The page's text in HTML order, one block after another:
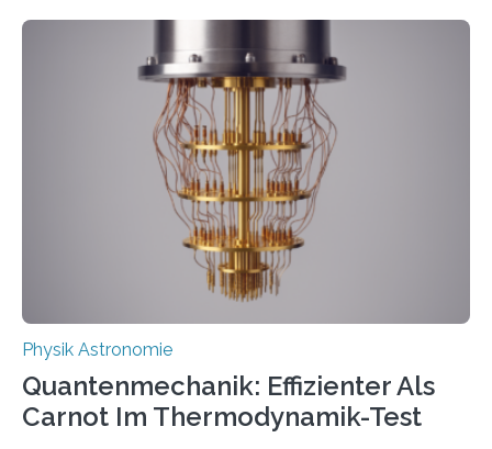
werden schnell weiterentwickelt. Dies ist der Alltag in
der Forschung der Quantentheorie, die dieses Jahr 100
Jahre alt geworden ist, weshalb die UNESCO 2025 zum
Internationalen Jahr der Quantenwissenschaft und -
technologie ausgerufen hat. Doch nun hat eine
internationale Forschungsgruppe um den
Physik Astronomie
Quantenmechanik: Effizienter Als
Carnot Im Thermodynamik-Test